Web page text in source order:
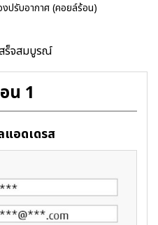
ปรับอากาศ (คอยล์ร้อน)
ร็จสมบูรณ์
น 1
แอดเดรส